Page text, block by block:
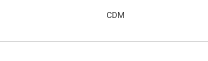
CDM